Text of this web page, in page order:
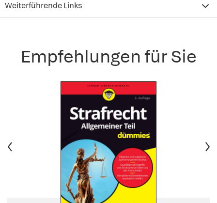
Weiterführende Links
Empfehlungen für Sie